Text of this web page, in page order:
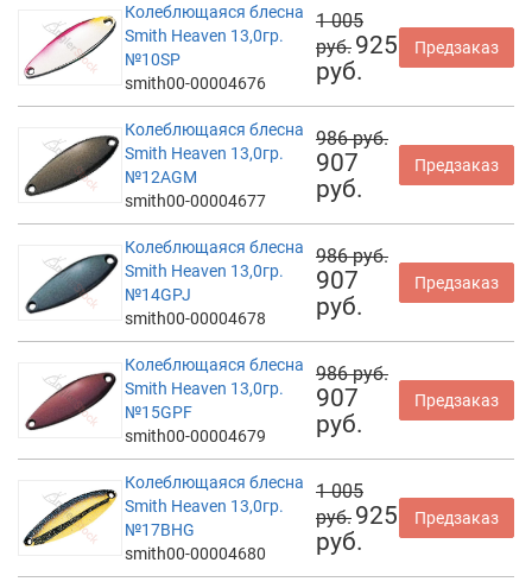
Колеблющаяся блесна
Smith Heaven 13,0гр.
№10SP
smith00-00004676
1 005
руб. 925
руб.
Предзаказ
Колеблющаяся блесна
Smith Heaven 13,0гр.
№12AGM
smith00-00004677
986 руб.
907
руб.
Предзаказ
Колеблющаяся блесна
Smith Heaven 13,0гр.
№14GPJ
smith00-00004678
986 руб.
907
руб.
Предзаказ
Колеблющаяся блесна
Smith Heaven 13,0гр.
№15GPF
smith00-00004679
986 руб.
907
руб.
Предзаказ
Колеблющаяся блесна
Smith Heaven 13,0гр.
№17BHG
smith00-00004680
1 005
руб. 925
руб.
Предзаказ